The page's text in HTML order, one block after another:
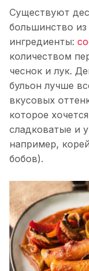
Существуют
большинство
ингредиенты:
количеством
чеснок и лук.
бульон лучше
вкусовых
которое
сладковатые и
например,
бобов).